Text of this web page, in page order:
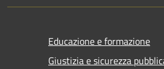
Educazione e formazione
Giustizia e sicurezza